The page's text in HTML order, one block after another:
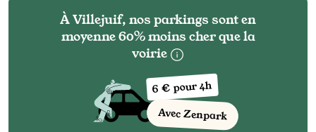
À Villejuif, nos parkings sont en
moyenne 60% moins cher que la
voirie
6 € pour 4h
Avec Zenpark